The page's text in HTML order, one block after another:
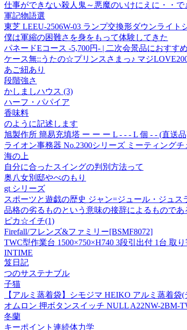
仕事ができない殺人鬼～悪魔のいけにえに・・
軍記物語選
東芝 LEEU-2506W-03 ランプ交換形ダウンライト
僕は軍縮の困難さを身をもって体験してきた
パネードEコース -5,700円- | 二次会景品におすすめ
ケース無::うたの☆プリンスさまっ♪ マジ
あご紐あり
段階強さ
かしましハウス (3)
ハーフ・パパイア
香味料
のように記述します
旭製作所 簡易充填塔 ー ー ー L - - - L 個 - - (直送
ライオン事務器 No.2300シリーズ ミーティング
海の上
自分に合ったスイングの判別方法って
奥八女別邸やべのもり
gt シリーズ
スポーツと遊戯の歴史 ジャン=ジュール・ジュス
品格の劣るものという意味の接辞によるものであ
ピカ☆イチ(1)
Firefall/フレンズ&ファミリー[BSMF8072]
TWC型作業台 1500×750×H740 3段引出付 1台 取
INTIME
笈日記
つのサステナブル
子猫
【アルミ蒸着袋】シモジマ HEIKO アルミ蒸着袋
オムロン 押ボタンスイッチ NULL A22NW-2BM-
冬蘭
キーポイント連続体力学